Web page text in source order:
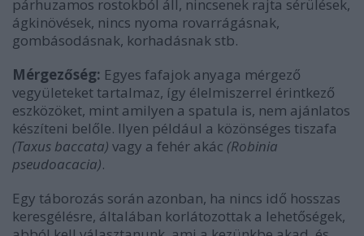
párhuzamos rostokból áll, nincsenek rajta sérülések,
ágkinövések, nincs nyoma rovarrágásnak,
gombásodásnak, korhadásnak stb.
Mérgezőség: Egyes fafajok anyaga mérgező
vegyületeket tartalmaz, így élelmiszerrel érintkező
eszközöket, mint amilyen a spatula is, nem ajánlatos
készíteni belőle. Ilyen például a közönséges tiszafa
(Taxus baccata) vagy a fehér akác (Robinia
pseudoacacia).
Egy táborozás során azonban, ha nincs idő hosszas
keresgélésre, általában korlátozottak a lehetőségek,